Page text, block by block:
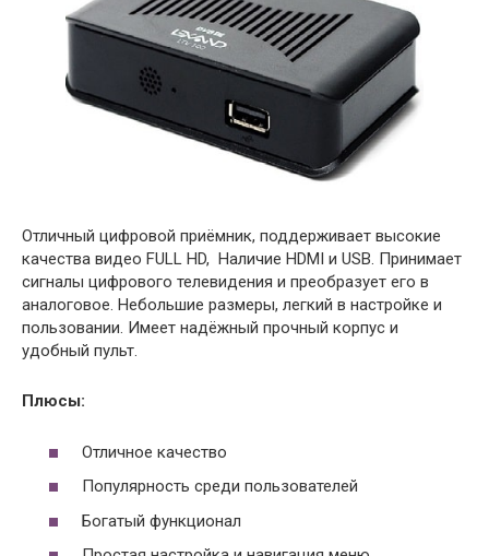
Отличный цифровой приёмник, поддерживает высокие
качества видео FULL HD, Наличие HDMI и USB. Принимает
сигналы цифрового телевидения и преобразует его в
аналоговое. Небольшие размеры, легкий в настройке и
пользовании. Имеет надёжный прочный корпус и
удобный пульт.
Плюсы:
Отличное качество
Популярность среди пользователей
Богатый функционал